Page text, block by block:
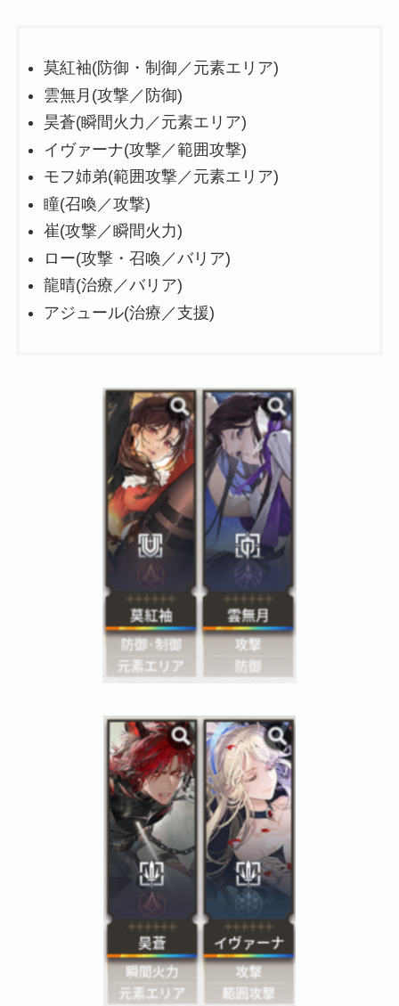
莫紅袖(防御・制御／元素エリア)
雲無月(攻撃／防御)
昊蒼(瞬間火力／元素エリア)
イヴァーナ(攻撃／範囲攻撃)
モフ姉弟(範囲攻撃／元素エリア)
瞳(召喚／攻撃)
崔(攻撃／瞬間火力)
ロー(攻撃・召喚／バリア)
龍晴(治療／バリア)
アジュール(治療／支援)